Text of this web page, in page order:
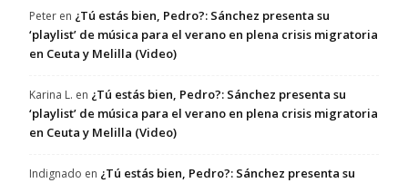
Peter en ¿Tú estás bien, Pedro?: Sánchez presenta su
‘playlist’ de música para el verano en plena crisis migratoria
en Ceuta y Melilla (Video)
Karina L. en ¿Tú estás bien, Pedro?: Sánchez presenta su
‘playlist’ de música para el verano en plena crisis migratoria
en Ceuta y Melilla (Video)
Indignado en ¿Tú estás bien, Pedro?: Sánchez presenta su